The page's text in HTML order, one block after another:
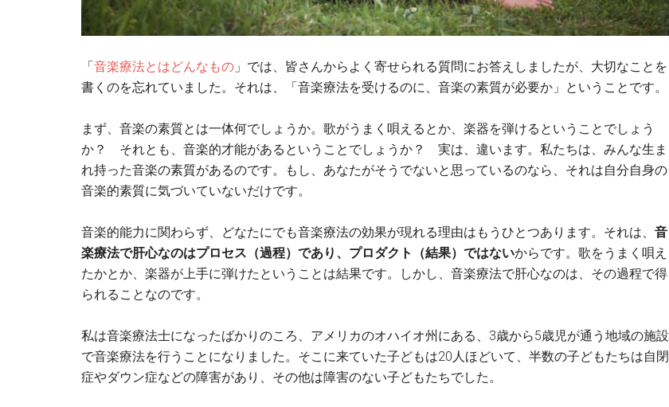
「音楽療法とはどんなもの 」では、皆さんからよく寄せられる質問にお答えしましたが、大切なことを
書くのを忘れていました。それは、「音楽療法を受けるのに、音楽の素質が必要か」ということです。
まず、音楽の素質とは一体何でしょうか。歌がうまく唄えるとか、楽器を弾けるということでしょう
か？ それとも、音楽的才能があるということでしょうか？ 実は、違います。私たちは、みんな生ま
れ持った音楽の素質があるのです。もし、あなたがそうでないと思っているのなら、それは自分自身の
音楽的素質に気づいていないだけです。
音楽的能力に関わらず、どなたにでも音楽療法の効果が現れる理由はもうひとつあります。それは、 音
楽療法で肝心なのはプロセス（過程）であり、プロダクト（結果）ではないからです。歌をうまく唄え
たかとか、楽器が上手に弾けたということは結果です。しかし、音楽療法で肝心なのは、その過程で得
られることなのです。
私は音楽療法士になったばかりのころ、アメリカのオハイオ州にある、3歳から5歳児が通う地域の施設
で音楽療法を行うことになりました。そこに来ていた子どもは20人ほどいて、半数の子どもたちは自閉
症やダウン症などの障害があり、その他は障害のない子どもたちでした。